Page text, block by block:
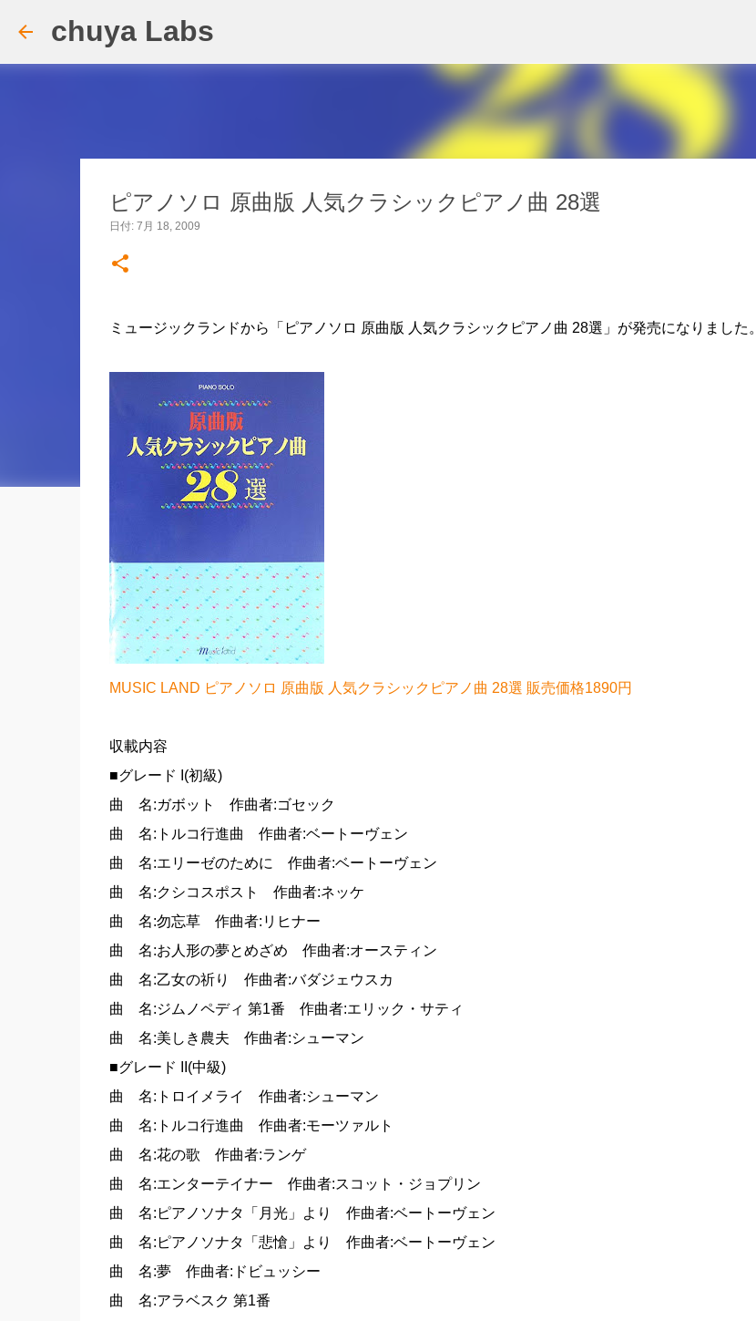
chuya Labs
ピアノソロ 原曲版 人気クラシックピアノ曲 28選
日付: 7月 18, 2009
ミュージックランドから「ピアノソロ 原曲版 人気クラシックピアノ曲 28選」が発売になりました。
MUSIC LAND ピアノソロ 原曲版 人気クラシックピアノ曲 28選 販売価格1890円
収載内容
■グレード I(初級)
曲 名:ガボット 作曲者:ゴセック
曲 名:トルコ行進曲 作曲者:ベートーヴェン
曲 名:エリーゼのために 作曲者:ベートーヴェン
曲 名:クシコスポスト 作曲者:ネッケ
曲 名:勿忘草 作曲者:リヒナー
曲 名:お人形の夢とめざめ 作曲者:オースティン
曲 名:乙女の祈り 作曲者:バダジェウスカ
曲 名:ジムノペディ 第1番 作曲者:エリック・サティ
曲 名:美しき農夫 作曲者:シューマン
■グレード II(中級)
曲 名:トロイメライ 作曲者:シューマン
曲 名:トルコ行進曲 作曲者:モーツァルト
曲 名:花の歌 作曲者:ランゲ
曲 名:エンターテイナー 作曲者:スコット・ジョプリン
曲 名:ピアノソナタ「月光」より 作曲者:ベートーヴェン
曲 名:ピアノソナタ「悲愴」より 作曲者:ベートーヴェン
曲 名:夢 作曲者:ドビュッシー
曲 名:アラベスク 第1番